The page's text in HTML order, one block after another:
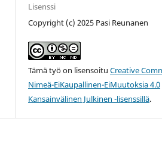
Lisenssi
Copyright (c) 2025 Pasi Reunanen
Tämä työ on lisensoituCreative
Nimeä-EiKaupallinen-EiMuutoksia 4.0
Kansainvälinen Julkinen -lisenssillä.